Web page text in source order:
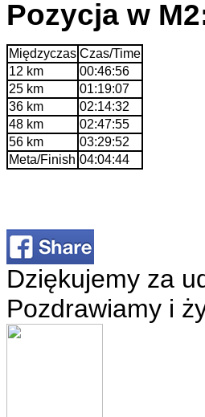
Pozycja w
Międzyczas Czas/Time
12 km
00:46:56
25 km
01:19:07
36 km
02:14:32
48 km
02:47:55
56 km
03:29:52
Meta/Finish 04:04:44
Dziękujemy za
Pozdrawiamy i